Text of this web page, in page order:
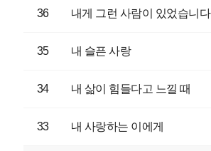
36 내게 그런 사람이 있었습니다
35 내 슬픈 사랑
34 내 삶이 힘들다고 느낄 때
33 내 사랑하는 이에게